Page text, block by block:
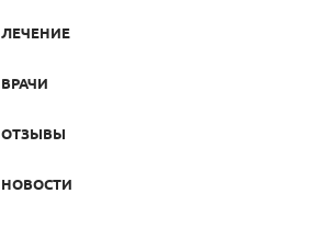
ЛЕЧЕНИЕ
ВРАЧИ
ОТЗЫВЫ
НОВОСТИ